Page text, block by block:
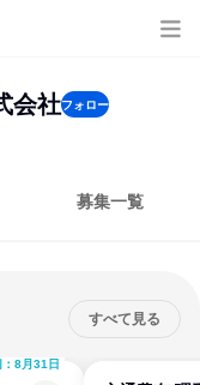
会社フォロー
募集一覧
すべて見る
：8月31日